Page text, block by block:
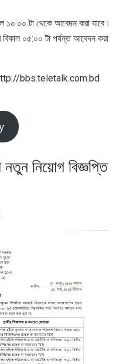
১০:০০ টা থেকে আবেদন করা যাবে।
০৫:০০ টা পর্যন্ত আবেদন করা
http://bbs.teletalk.com.bd
নতুন নিয়োগ বিজ্ঞপ্তি